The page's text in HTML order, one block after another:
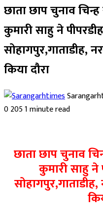
छाता छाप चुनाव
कुमारी साहु ने
सोहागपुर,गाताडीह,
किया दौरा
02051 minute read
Facebook
Twitter
LinkedIn
Pinterest
Messenger
Messenger
WhatsApp
Telegram
छाता छाप चुनाव
कुमारी साहु ने